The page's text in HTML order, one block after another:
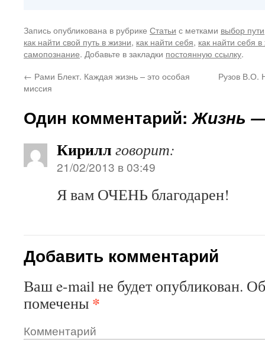
Запись опубликована в рубрике Статьи с метками выбор пути
как найти свой путь в жизни, как найти себя, как найти себя
самопознание. Добавьте в закладки постоянную ссылку.
← Рами Блект. Каждая жизнь – это особая
миссия
Рузов В.О.
Один комментарий:Жизнь
Кирилл говорит:
21/02/2013 в 03:49
Я вам ОЧЕНЬ благодарен!
Добавить комментарий
Ваш e-mail не будет опубликован.
помечены *
Комментарий